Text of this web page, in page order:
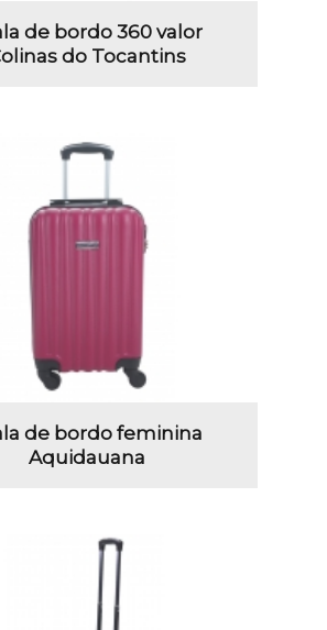
de bordo 360 valor
do Tocantins
de bordo feminina
Aquidauana